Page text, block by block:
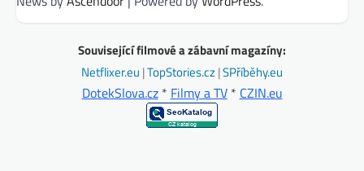
Související filmové a zábavní magazíny:
Netflixer.eu |TopStories.cz|SPříběhy.eu
DotekSlova.cz* Filmy a TV* CZIN.eu